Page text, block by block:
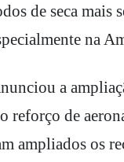
de seca mais
na
a
reforço de
ampliados os